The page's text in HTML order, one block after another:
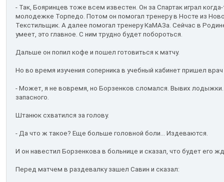
- Так, Бояринцев тоже всем известен. Он за Спартак играл
молодежке Торпедо. Потом он помогал тренеру в Носте из
Текстильщик. А далее помогал тренеру КаМАЗа. Сейчас в
умеет, это главное. С ним трудно будет побороться.
Дальше он попил кофе и пошел готовиться к матчу.
Но во время изучения соперника в учебный кабинет пришел врач
- Может, я не вовремя, но Борзенков сломался. Вывих лодыжки.
запасного.
Штанюк схватился за голову.
- Да что ж такое? Еще больше головной боли... Издеваются.
И он навестил Борзенкова в больнице и сказал, что будет его
Перед матчем в раздевалку зашел Савин и сказал: